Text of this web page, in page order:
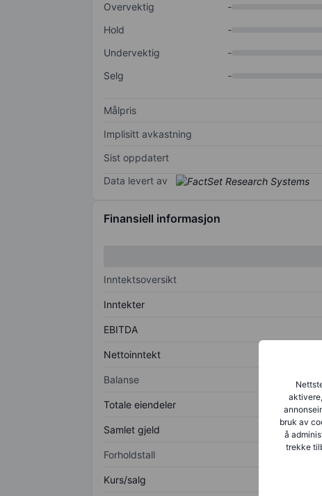
bruk av
å
trekke
Overvektig
-
Hold
-
Undervektig
-
Selg
-
Målpris
Implisitt avkastning
Sist oppdatert
Data levert av
Finansiell informasjon
Inntektsoversikt
Inntekter
EBITDA
Nettoinntekt
Balanse
Totale eiendeler
Samlet gjeld
Forholdstall
Kurs/salg